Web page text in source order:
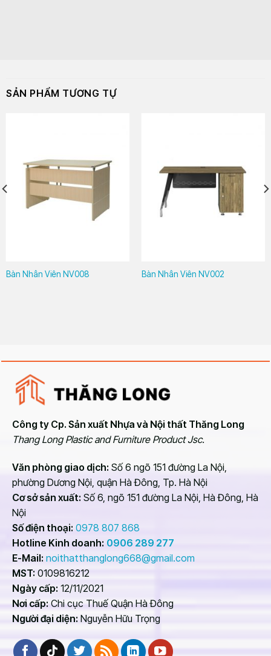
SẢN PHẨM TƯƠNG TỰ
Bàn Nhân Viên NV008 Bàn Nhân Viên NV002
Công ty Cp. Sản xuất Nhựa và Nội thất Thăng Long
Thang Long Plastic and Furniture Product Jsc.
Văn phòng giao dịch:Số 6 ngõ 151 đường La Nội,
phường Dương Nội, quận Hà Đông, Tp. Hà Nội
Cơ sở sản xuất: Số 6, ngõ 151 đường La Nội, Hà Đông, Hà
Nội
Số điện thoại: 0978 807 868
Hotline Kinh doanh: 0906 289 277
E-Mail: noithatthanglong668@gmail.com
MST: 0109816212
Ngày cấp: 12/11/2021
Nơi cấp:Chi cục Thuế Quận Hà Đông
Người đại diện:Nguyễn Hữu Trọng